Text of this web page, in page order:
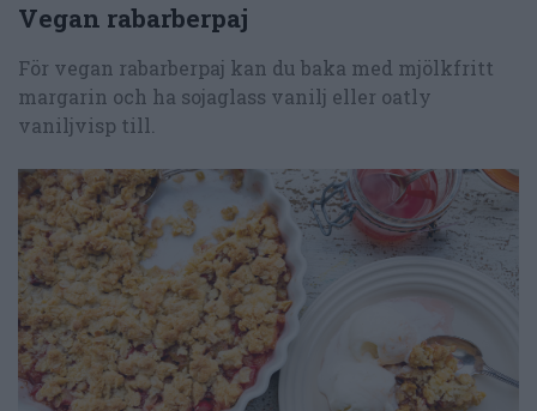
Vegan rabarberpaj
För vegan rabarberpaj kan du baka med mjölkfritt
margarin och ha sojaglass vanilj eller oatly
vaniljvisp till.